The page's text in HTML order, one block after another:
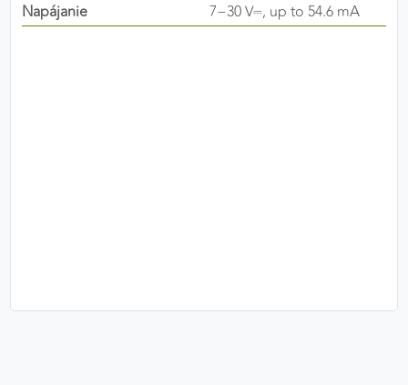
Napájanie
7−30 V⎓, up to 54.6 mA